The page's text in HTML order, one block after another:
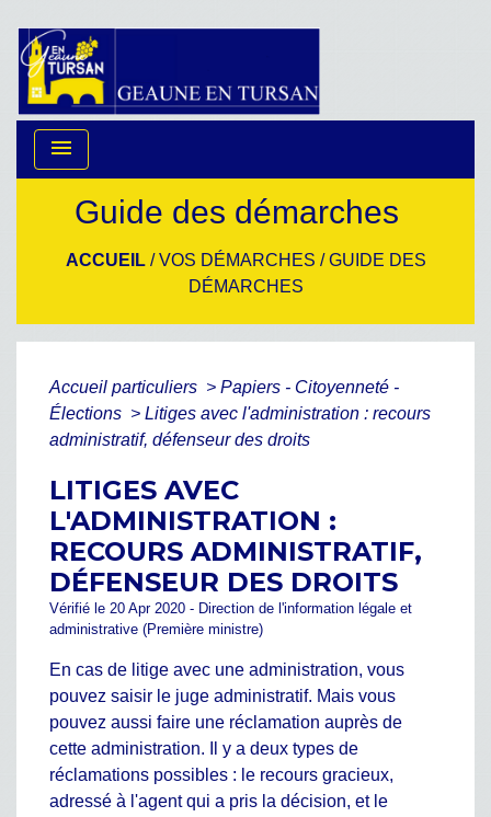
menu
Guide des démarches
ACCUEIL/VOS DÉMARCHES /GUIDE DES
DÉMARCHES
Accueil particuliers > Papiers - Citoyenneté -
Élections > Litiges avec l'administration : recours
administratif, défenseur des droits
LITIGES AVEC
L'ADMINISTRATION :
RECOURS ADMINISTRATIF,
DÉFENSEUR DES DROITS
Vérifié le 20 Apr 2020 - Direction de l'information légale et
administrative (Première ministre)
En cas de litige avec une administration, vous
pouvez saisir le juge administratif. Mais vous
pouvez aussi faire une réclamation auprès de
cette administration. Il y a deux types de
réclamations possibles : le recours gracieux,
adressé à l'agent qui a pris la décision, et le